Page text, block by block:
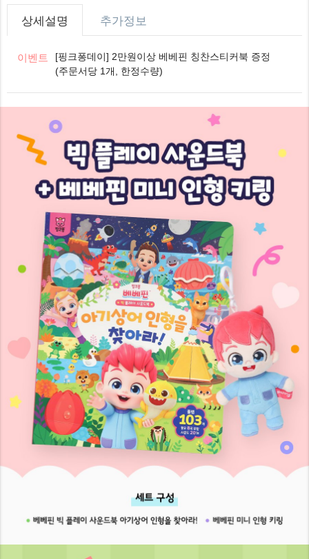
5
6
7
8
9
6
7
8
9
7
8
9
상세설명 추가정보
이벤트
[핑크퐁데이] 2만원이상 베베핀 칭찬스티커북 증정
(주문서당 1개, 한정수량)